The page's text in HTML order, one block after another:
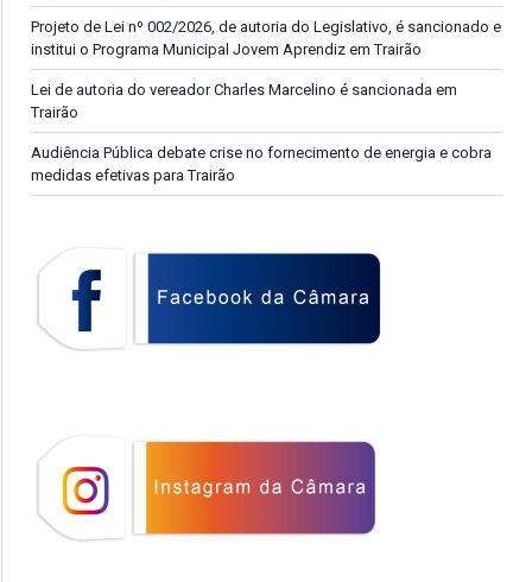
Projeto de Lei nº 002/2026, de autoria do Legislativo, é sancionado e
institui o Programa Municipal Jovem Aprendiz em Trairão
Lei de autoria do vereador Charles Marcelino é sancionada em
Trairão
Audiência Pública debate crise no fornecimento de energia e cobra
medidas efetivas para Trairão